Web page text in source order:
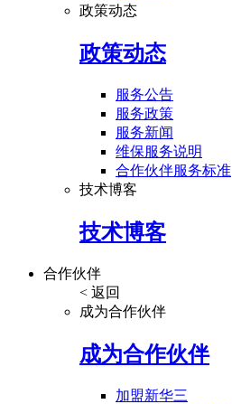
政策动态
政策动态
服务公告
服务政策
服务新闻
维保服务说明
合作伙伴服务标准
技术博客
技术博客
合作伙伴
< 返回
成为合作伙伴
成为合作伙伴
加盟新华三